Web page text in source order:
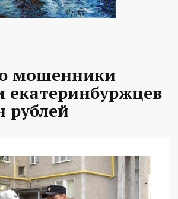
мошенники
екатеринбуржцев
рублей